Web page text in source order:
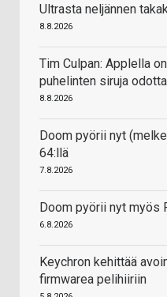
Ultrasta neljännen
8.8.2026
Tim Culpan: Applella
puhelinten siruja
8.8.2026
Doom pyörii nyt
64:llä
7.8.2026
Doom pyörii nyt myös
6.8.2026
Keychron kehittää
firmwarea pelihiiriin